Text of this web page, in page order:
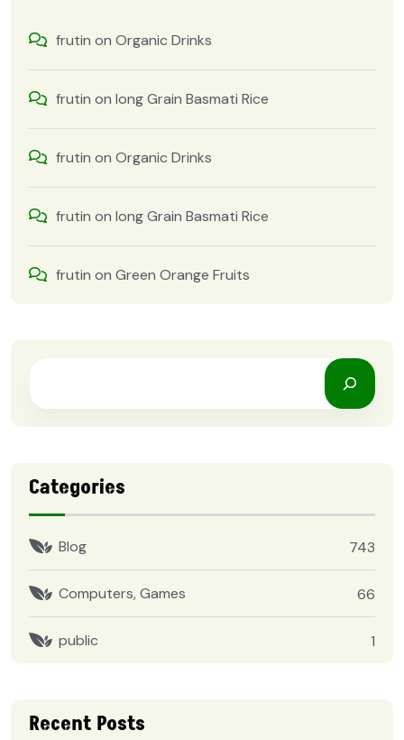
frutin on Organic Drinks
frutin on long Grain Basmati Rice
frutin on Organic Drinks
frutin on long Grain Basmati Rice
frutin on Green Orange Fruits
Categories
Blog 743
Computers, Games 66
public 1
Recent Posts